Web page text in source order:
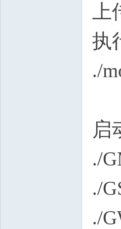
执
./
启
./
./
./